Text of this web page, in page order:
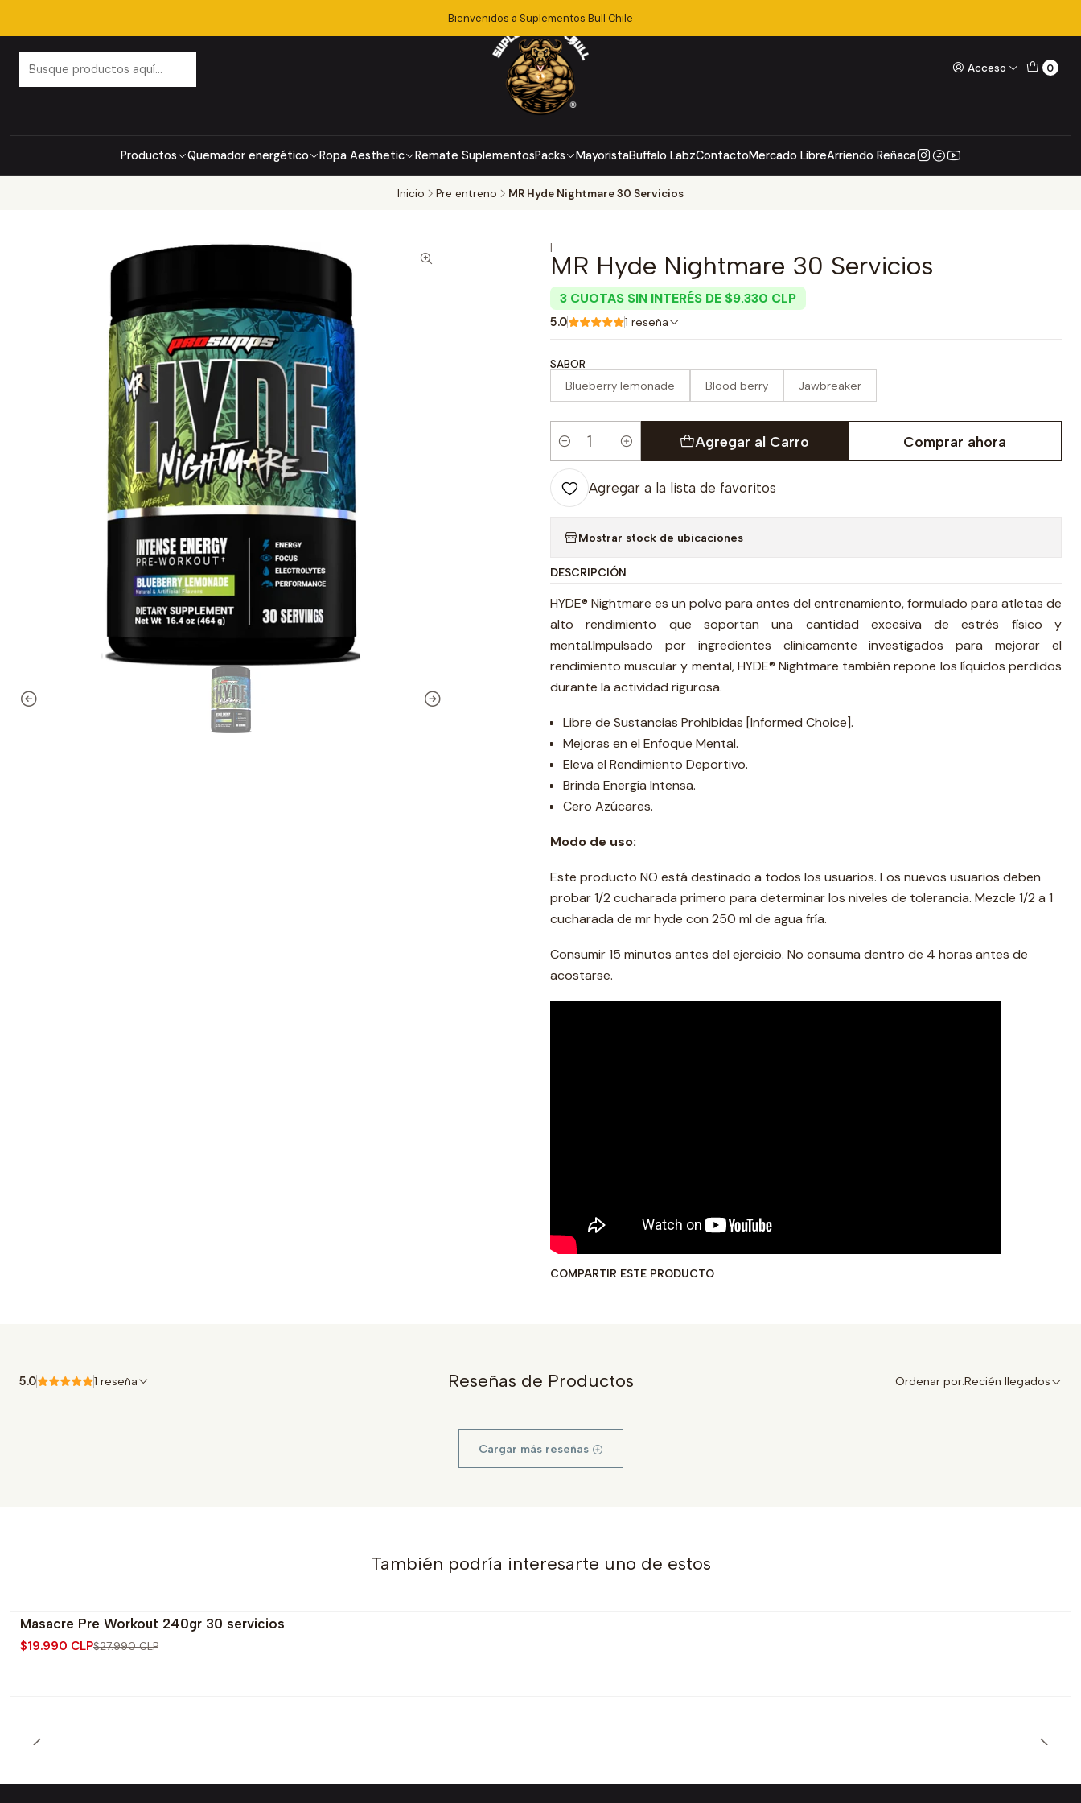
Acceso 0
Productos Quemador energético Ropa Aesthetic Remate SuplementosPacks MayoristaBuffalo LabzContactoMercado LibreArriendo Reñaca
Bienvenidos a Suplementos Bull Chile
Inicio Pre entreno MR Hyde Nightmare 30 Servicios
|
MR Hyde Nightmare 30 Servicios
3 CUOTAS SIN INTERÉS DE $9.330 CLP
5.0 1 reseña
SABOR
Blueberry lemonade Blood berry Jawbreaker
Cantidad
Agregar al Carro Comprar ahora
Agregar a la lista de favoritos
Mostrar stock de ubicaciones
DESCRIPCIÓN
HYDE® Nightmare es un polvo para antes del entrenamiento, formulado para atletas de
alto rendimiento que soportan una cantidad excesiva de estrés físico y
mental.Impulsado por ingredientes clínicamente investigados para mejorar el
rendimiento muscular y mental, HYDE® Nightmare también repone los líquidos perdidos
durante la actividad rigurosa.
Libre de Sustancias Prohibidas [Informed Choice].
Mejoras en el Enfoque Mental.
Eleva el Rendimiento Deportivo.
Brinda Energía Intensa.
Cero Azúcares.
Modo de uso:
Este producto NO está destinado a todos los usuarios. Los nuevos usuarios deben
probar 1/2 cucharada primero para determinar los niveles de tolerancia. Mezcle 1/2 a 1
cucharada de mr hyde con 250 ml de agua fría.
Consumir 15 minutos antes del ejercicio. No consuma dentro de 4 horas antes de
acostarse.
COMPARTIR ESTE PRODUCTO
Reseñas de Productos
5.0 1 reseña Ordenar por:Recién llegados
Cargar más reseñas
También podría interesarte uno de estos
-29% OFF
Masacre Pre Workout 240gr 30 servicios
$19.990 CLP$27.990 CLP